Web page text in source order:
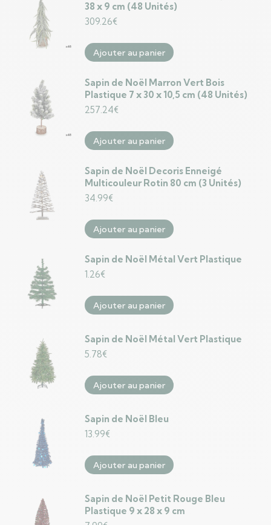
38 x 9 cm (48 Unités)
309.26€
Ajouter au panier
Sapin de Noël Marron Vert Bois
Plastique 7 x 30 x 10,5 cm (48 Unités)
257.24€
Ajouter au panier
Sapin de Noël Decoris Enneigé
Multicouleur Rotin 80 cm (3 Unités)
34.99€
Ajouter au panier
Sapin de Noël Métal Vert Plastique
1.26€
Ajouter au panier
Sapin de Noël Métal Vert Plastique
5.78€
Ajouter au panier
Sapin de Noël Bleu
13.99€
Ajouter au panier
Sapin de Noël Petit Rouge Bleu
Plastique 9 x 28 x 9 cm